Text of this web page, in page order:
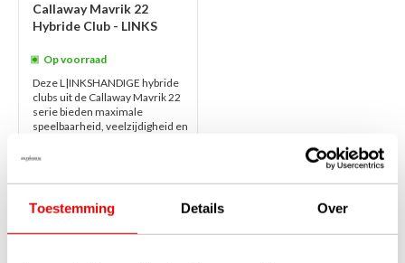
Toestemming Details Over
Callaway Mavrik 22
Hybride Club - LINKS
Op voorraad
Deze L|INKSHANDIGE hybride
clubs uit de Callaway Mavrik 22
serie bieden maximale
speelbaarheid, veelzijdigheid en
kracht...
€155,00